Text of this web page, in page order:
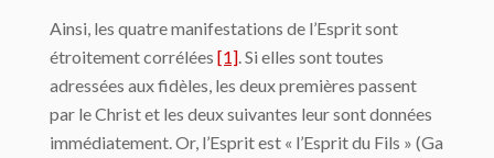
Ainsi, les quatre manifestations de l’Esprit sont
étroitement corrélées [1] . Si elles sont toutes
adressées aux fidèles, les deux premières passent
par le Christ et les deux suivantes leur sont données
immédiatement. Or, l’Esprit est « l’Esprit du Fils » (Ga